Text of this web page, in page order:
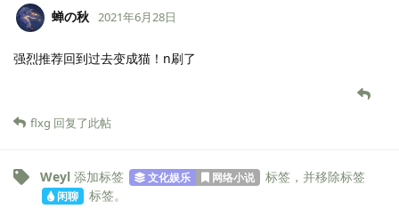
蝉の秋 2021年6月28日
强烈推荐回到过去变成猫！n刷了
flxg 回复了此帖
Weyl 添加标签 文化娱乐 网络小说 标签 ，并移除标签
闲聊 标签。